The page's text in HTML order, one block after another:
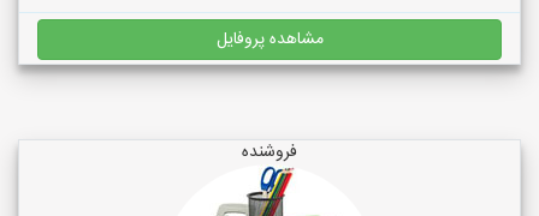
مشاهده پروفایل
فروشنده